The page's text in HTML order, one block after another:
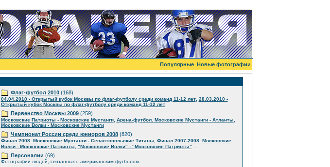
Популярные Новые фотографии
Флаг-футбол 2010(168)
04.04.2010 - Открытый кубок Москвы по флаг-футболу среди команд 11-12 лет, 28.03.2010 -
Открытый кубок Москвы по флаг-футболу среди команд 11-12 лет
Первенство Москвы 2009(259)
Московские Патриоты - Московские Мустанги, Арена-футбол. Московские Мустанги - Атланты
Московские Волки - Московские Мустанги
Чемпионат России среди юниоров 2008(820)
Финал 2008. Московские Мустанги - Севастопольские Титаны
Финал 2007-2008. Московские
Волки - Московские Патриоты
"Московские Волки" - "Московские Патриоты"
Персоналии (69)
Фотографии людей, связанных с американским футболом.